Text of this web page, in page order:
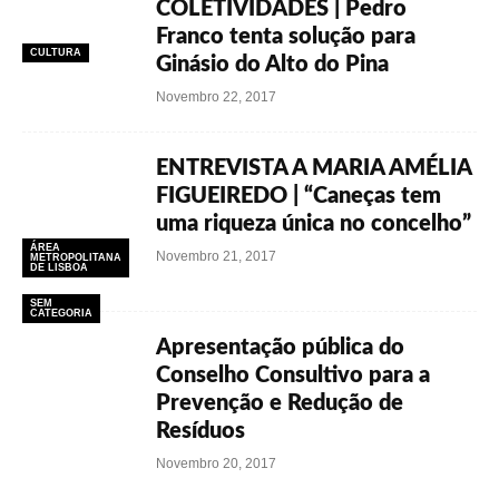
CULTURA
COLETIVIDADES | Pedro
Franco tenta solução para
Ginásio do Alto do Pina
Novembro 22, 2017
ÁREA
METROPOLITANA
DE LISBOA
ENTREVISTA A MARIA AMÉLIA
FIGUEIREDO | “Caneças tem
uma riqueza única no concelho”
Novembro 21, 2017
SEM
CATEGORIA
Apresentação pública do
Conselho Consultivo para a
Prevenção e Redução de
Resíduos
Novembro 20, 2017